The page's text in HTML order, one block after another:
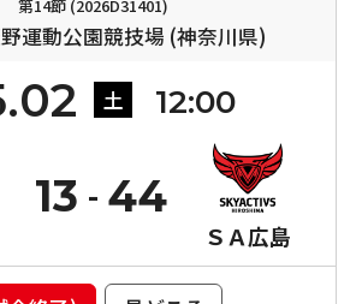
第14節 (2026D31401)
運動公園競技場 (神奈川県)
土 12:00
13
ＳＡ広島
44